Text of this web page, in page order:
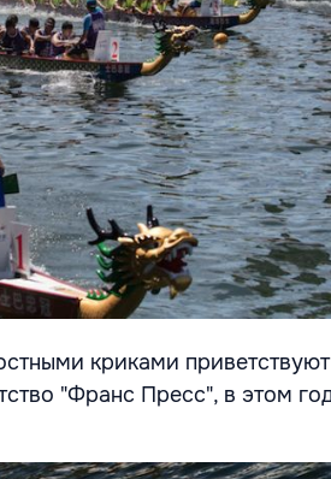
криками
"Франс Пресс", в этом